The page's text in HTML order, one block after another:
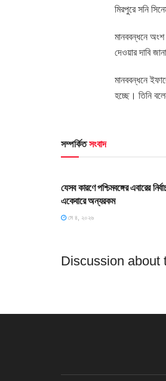
মিরপুরে সনি
মানববন্ধনে
দেওয়ার দাবি
মানববন্ধনে
হচ্ছে। তিনি
সম্পর্কিতসংবাদ
যেসব কারণে পশ্চিমবঙ্গের এবারের
একেবারে অন্যরকম
মে ৪, ২০২৬
Discussion about